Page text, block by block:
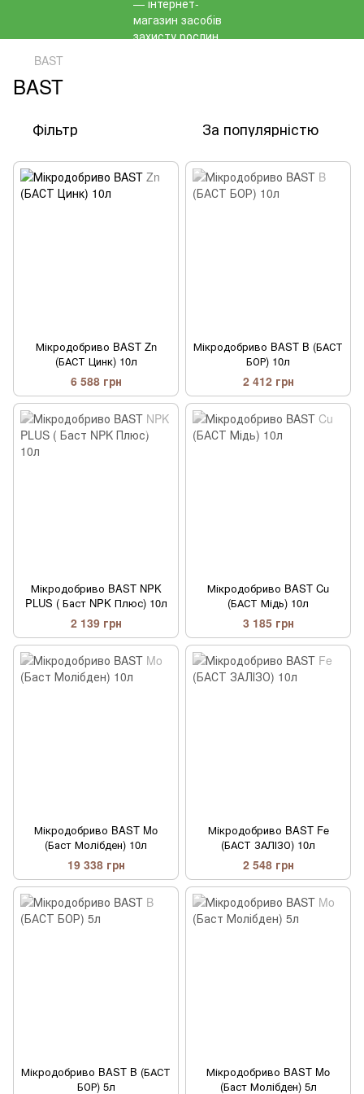
BAST
BAST
Фільтр За популярністю
Мікродобриво BAST Zn
(БАСТ Цинк) 10л
6 588 грн
Мікродобриво BAST B (БАСТ
БОР) 10л
2 412 грн
Мікродобриво BAST NPK
PLUS ( Баст NPK Плюс) 10л
2 139 грн
Мікродобриво BAST Cu
(БАСТ Мідь) 10л
3 185 грн
Мікродобриво BAST Mo
(Баст Молібден) 10л
19 338 грн
Мікродобриво BAST Fe
(БАСТ ЗАЛІЗО) 10л
2 548 грн
Мікродобриво BAST B (БАСТ
БОР) 5л
Мікродобриво BAST Mo
(Баст Молібден) 5л